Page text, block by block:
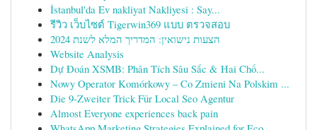
İstanbul'da Ev nakliyat Nakliyesi : Say...
รีวิว เว็บไซต์ Tigerwin369 แบบ ตรวจสอบ
הצעות נישואין: המדריך המלא לשנת 2024
Website Analysis
Dự Đoán XSMB: Phân Tích Sâu Sắc & Hai Chố...
Nowy Operator Komórkowy – Co Zmieni Na Polskim ...
Die 9-Zweiter Trick Für Local Seo Agentur
Almost Everyone experiences back pain